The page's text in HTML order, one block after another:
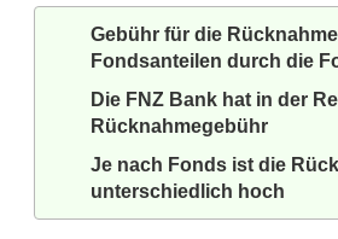
Gebühr für die
Fondsanteilen durch die
Die FNZ Bank hat in der
Rücknahmegebühr
Je nach Fonds ist die
unterschiedlich hoch